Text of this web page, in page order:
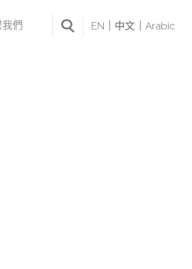
們 EN 中文 Arabic